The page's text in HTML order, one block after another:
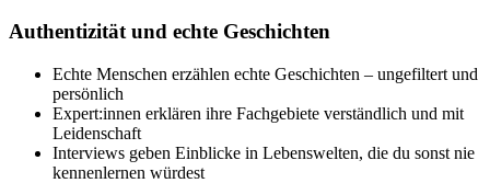
Authentizität und echte Geschichten
Echte Menschen erzählen echte Geschichten – ungefiltert und
persönlich
Expert:innen erklären ihre Fachgebiete verständlich und mit
Leidenschaft
Interviews geben Einblicke in Lebenswelten, die du sonst nie
kennenlernen würdest